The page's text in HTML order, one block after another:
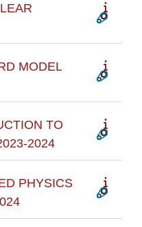
MODEL
TO
2024
PHYSICS